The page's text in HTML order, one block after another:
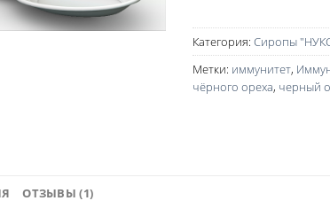
Категория: Сиропы
Метки: иммунитет,
чёрного ореха, черный
ОТЗЫВЫ (1)